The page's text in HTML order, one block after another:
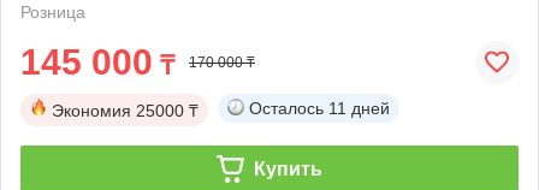
Розница
145 000 ₸ 170 000 ₸
Экономия 25000 ₸ Осталось 11 дней
Купить